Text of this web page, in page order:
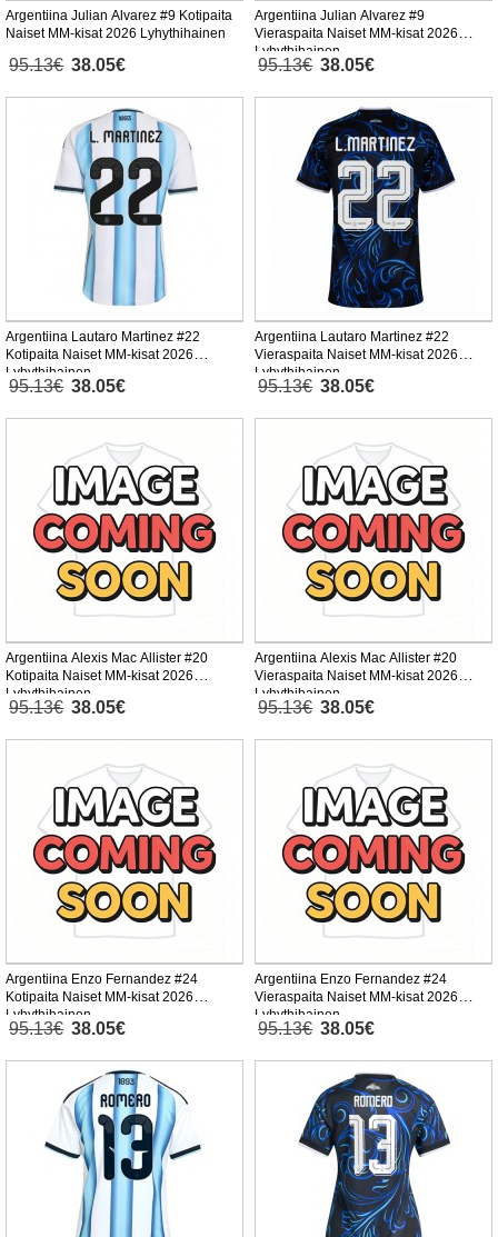
Argentiina Julian Alvarez #9 Kotipaita
Naiset MM-kisat 2026 Lyhythihainen
95.13€ 38.05€
Argentiina Julian Alvarez #9
Vieraspaita Naiset MM-kisat 2026
Lyhythihainen
95.13€ 38.05€
Argentiina Lautaro Martinez #22
Kotipaita Naiset MM-kisat 2026
Lyhythihainen
95.13€ 38.05€
Argentiina Lautaro Martinez #22
Vieraspaita Naiset MM-kisat 2026
Lyhythihainen
95.13€ 38.05€
Argentiina Alexis Mac Allister #20
Kotipaita Naiset MM-kisat 2026
Lyhythihainen
95.13€ 38.05€
Argentiina Alexis Mac Allister #20
Vieraspaita Naiset MM-kisat 2026
Lyhythihainen
95.13€ 38.05€
Argentiina Enzo Fernandez #24
Kotipaita Naiset MM-kisat 2026
Lyhythihainen
95.13€ 38.05€
Argentiina Enzo Fernandez #24
Vieraspaita Naiset MM-kisat 2026
Lyhythihainen
95.13€ 38.05€